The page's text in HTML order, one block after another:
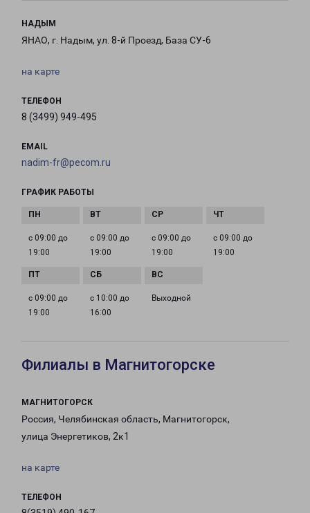
НАДЫМ
ЯНАО, г. Надым, ул. 8-й Проезд, База СУ-6
на карте
ТЕЛЕФОН
8 (3499) 949-495
EMAIL
nadim-fr@pecom.ru
ГРАФИК РАБОТЫ
с 09:00 до
19:00
с 09:00 до
19:00
с 09:00 до
19:00
с 09:00 до
19:00
с 09:00 до
19:00
с 10:00 до
16:00
Выходной
Филиалы в Магнитогорске
МАГНИТОГОРСК
Россия, Челябинская область, Магнитогорск,
улица Энергетиков, 2к1
на карте
ТЕЛЕФОН